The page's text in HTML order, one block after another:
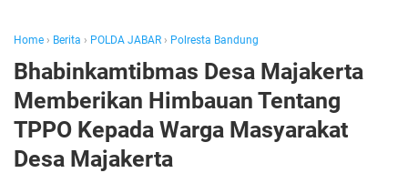
Home › Berita › POLDA JABAR › Polresta Bandung
Bhabinkamtibmas Desa Majakerta
Memberikan Himbauan Tentang
TPPO Kepada Warga Masyarakat
Desa Majakerta